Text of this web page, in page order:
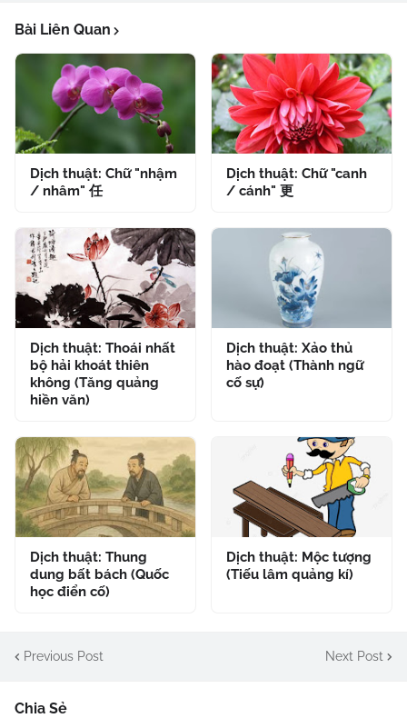
Bài Liên Quan
Dịch thuật: Chữ "nhậm
/ nhâm" 任
Dịch thuật: Chữ "canh
/ cánh" 更
Dịch thuật: Thoái nhất
bộ hải khoát thiên
không (Tăng quảng
hiền văn)
Dịch thuật: Xảo thủ
hào đoạt (Thành ngữ
cố sự)
Dịch thuật: Thung
dung bất bách (Quốc
học điển cố)
Dịch thuật: Mộc tượng
(Tiếu lâm quảng kí)
Previous Post Next Post
Chia Sẻ